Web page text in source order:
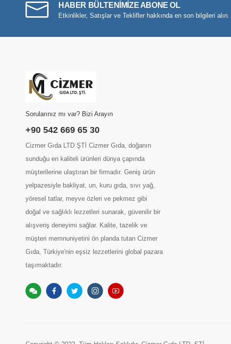
HABER BÜLTENİMİZE ABONE OL
Etkinlikler, Satışlar ve Teklifler hakkında en son bilgileri alın.
Sorularınız mı var? Bizi Arayın
+90 542 669 65 30
Cizmer Gıda LTD ŞTİ Cizmer Gıda, doğanın
sunduğu en kaliteli ürünleri dünya çapında
müşterilerine ulaştıran bir firmadır. Geniş ürün
yelpazesiyle bakliyat, un, kuru gıda, sıvı yağ,
yöresel tatlar, meyve özleri ve pekmez gibi
doğal ve sağlıklı lezzetleri sunarak, güvenilir bir
alışveriş deneyimi sağlar. Kalite, tazelik ve
müşteri memnuniyetini ön planda tutan Cizmer
Gıda, Türkiye'nin eşsiz lezzetlerini global pazara
taşımaktadır.